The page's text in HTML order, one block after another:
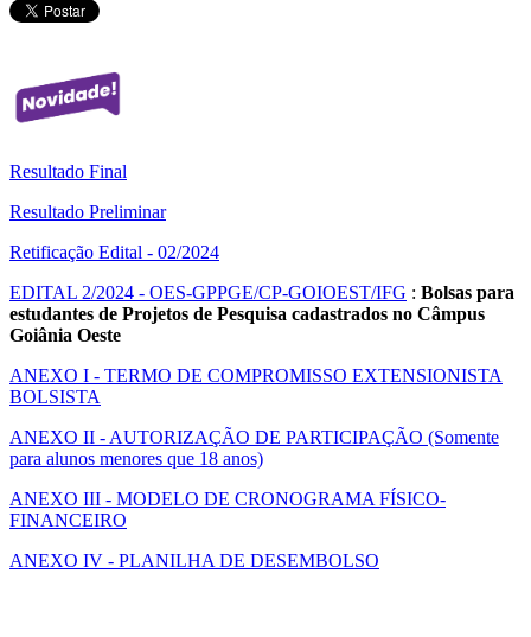
Resultado Final
Resultado Preliminar
Retificação Edital - 02/2024
EDITAL 2/2024 - OES-GPPGE/CP-GOIOEST/IFG : Bolsas para
estudantes de Projetos de Pesquisa cadastrados no Câmpus
Goiânia Oeste
ANEXO I - TERMO DE COMPROMISSO EXTENSIONISTA
BOLSISTA
ANEXO II - AUTORIZAÇÃO DE PARTICIPAÇÃO (Somente
para alunos menores que 18 anos)
ANEXO III - MODELO DE CRONOGRAMA FÍSICO-
FINANCEIRO
ANEXO IV - PLANILHA DE DESEMBOLSO